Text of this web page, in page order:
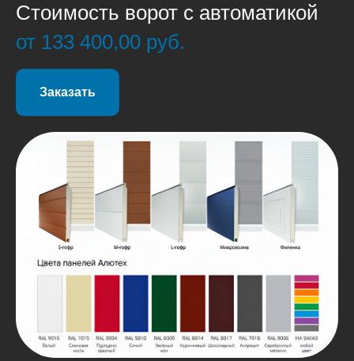
Стоимость ворот с автоматикой
от 133 400,00 руб.
Заказать